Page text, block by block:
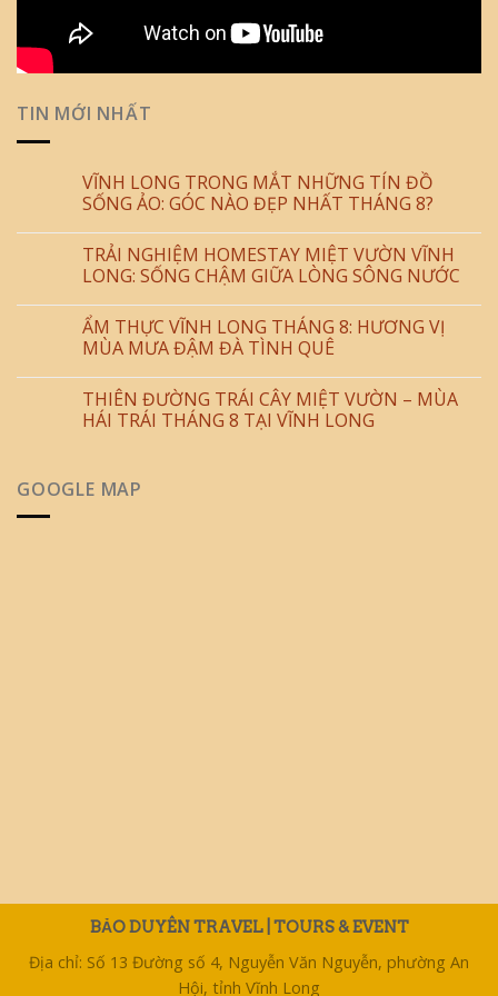
TIN MỚI NHẤT
VĨNH LONG TRONG MẮT NHỮNG TÍN ĐỒ
SỐNG ẢO: GÓC NÀO ĐẸP NHẤT THÁNG 8?
TRẢI NGHIỆM HOMESTAY MIỆT VƯỜN VĨNH
LONG: SỐNG CHẬM GIỮA LÒNG SÔNG NƯỚC
ẨM THỰC VĨNH LONG THÁNG 8: HƯƠNG VỊ
MÙA MƯA ĐẬM ĐÀ TÌNH QUÊ
THIÊN ĐƯỜNG TRÁI CÂY MIỆT VƯỜN – MÙA
HÁI TRÁI THÁNG 8 TẠI VĨNH LONG
GOOGLE MAP
BẢO DUYÊN TRAVEL | TOURS & EVENT
Địa chỉ: Số 13 Đường số 4, Nguyễn Văn Nguyễn, phường An
Hội, tỉnh Vĩnh Long